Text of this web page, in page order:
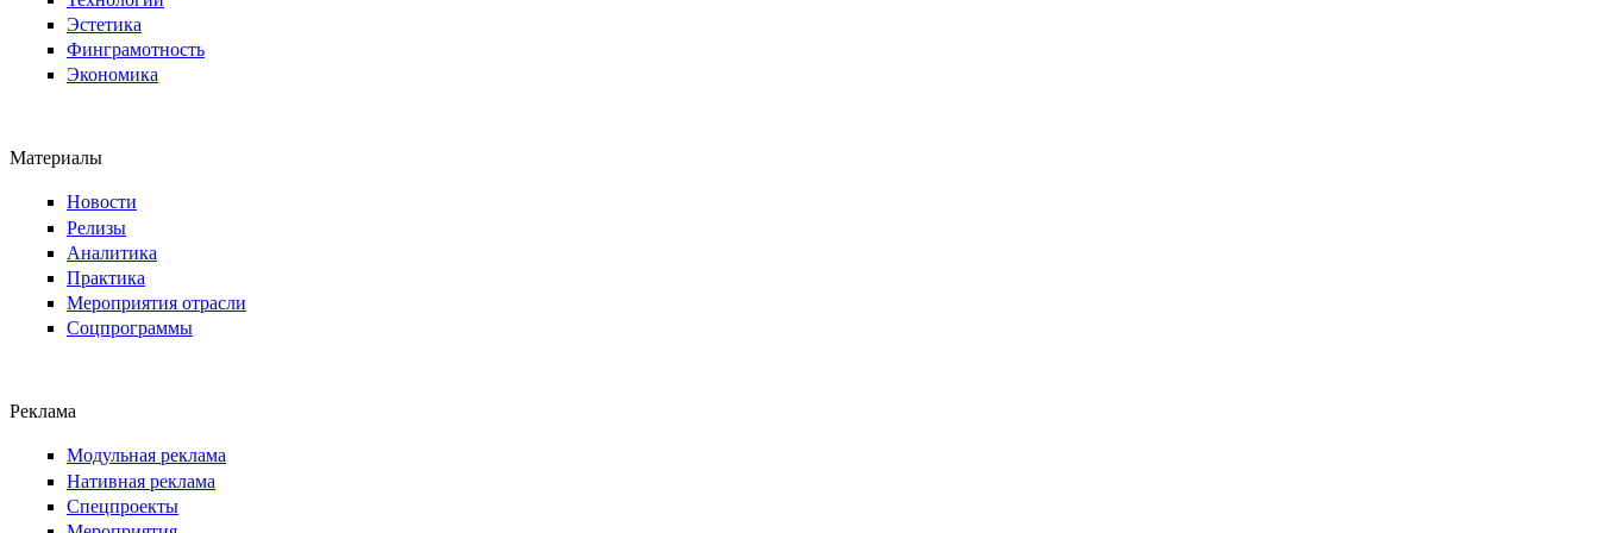
Эстетика
Финграмотность
Экономика
Материалы
Новости
Релизы
Аналитика
Практика
Мероприятия отрасли
Соцпрограммы
Реклама
Модульная реклама
Нативная реклама
Спецпроекты